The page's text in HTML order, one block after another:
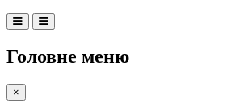
Головне меню
×